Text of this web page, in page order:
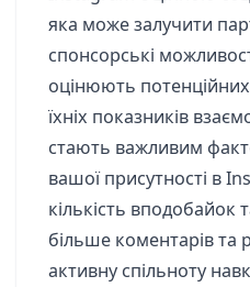
яка може залучити
спонсорські
оцінюють
їхніх показників
стають важливим
вашої присутності в
кількість вподобайок
більше коментарів та
активну спільноту